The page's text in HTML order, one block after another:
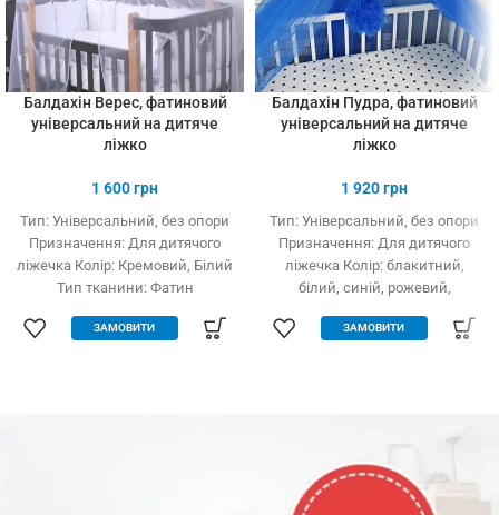
Балдахін Верес, фатиновий
універсальний на дитяче
ліжко
1 600грн
Тип: Універсальний, без опори
Призначення: Для дитячого
ліжечка Колір: Кремовий, Білий
Тип тканини: Фатин
Виробництво: Україна
ЗАМОВИТИ
Балдахін Пудра, фатиновий
універсальний на дитяче
ліжко
1 920грн
Тип: Універсальний, без опори
Призначення: Для дитячого
ліжечка Колір: блакитний,
білий, синій, рожевий,
(Євросітка) Розміри: 1,8 х 9 м
ЗАМОВИТИ